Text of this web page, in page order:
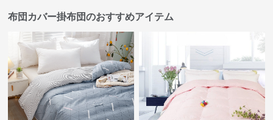
布団カバー掛布団のおすすめアイテム